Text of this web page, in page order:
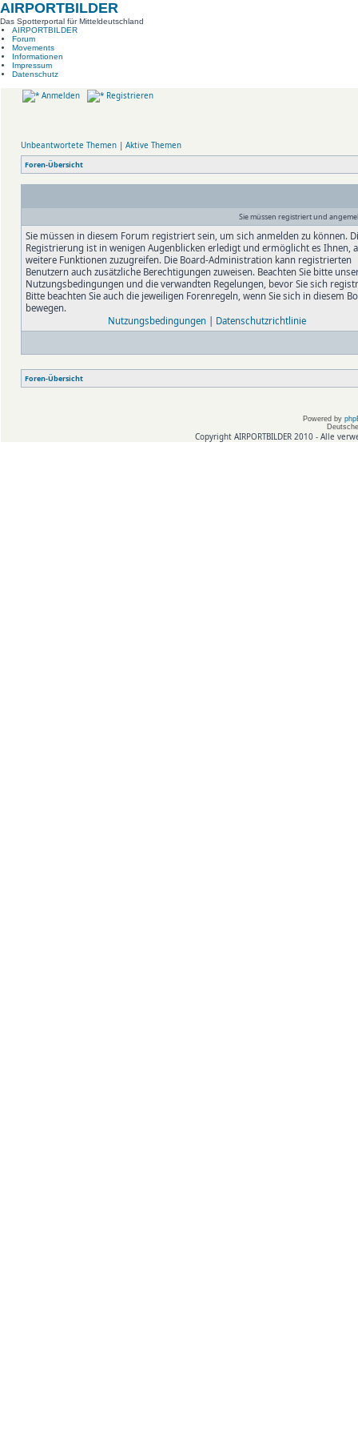
AIRPORTBILDER
Das Spotterportal für Mitteldeutschland
AIRPORTBILDER
Forum
Movements
Informationen
Impressum
Datenschutz
Anmelden Registrieren
Unbeantwortete Themen | Aktive Themen
Foren-Übersicht
Sie müssen registriert und
Sie müssen in diesem Forum registriert sein, um sich anmelden zu können.
Registrierung ist in wenigen Augenblicken erledigt und ermöglicht es Ihnen,
weitere Funktionen zuzugreifen. Die Board-Administration kann registrierten
Benutzern auch zusätzliche Berechtigungen zuweisen. Beachten Sie bitte
Nutzungsbedingungen und die verwandten Regelungen, bevor Sie sich
Bitte beachten Sie auch die jeweiligen Forenregeln, wenn Sie sich in diesem
bewegen.
Nutzungsbedingungen| Datenschutzrichtlinie
Foren-Übersicht
Powered by
Copyright AIRPORTBILDER 2010 - Alle